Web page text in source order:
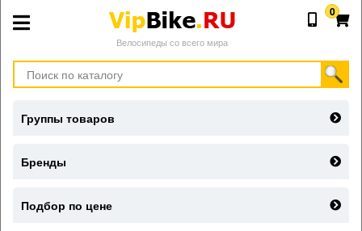
Велосипеды со всего мира
0
Группы товаров
Бренды
Подбор по цене